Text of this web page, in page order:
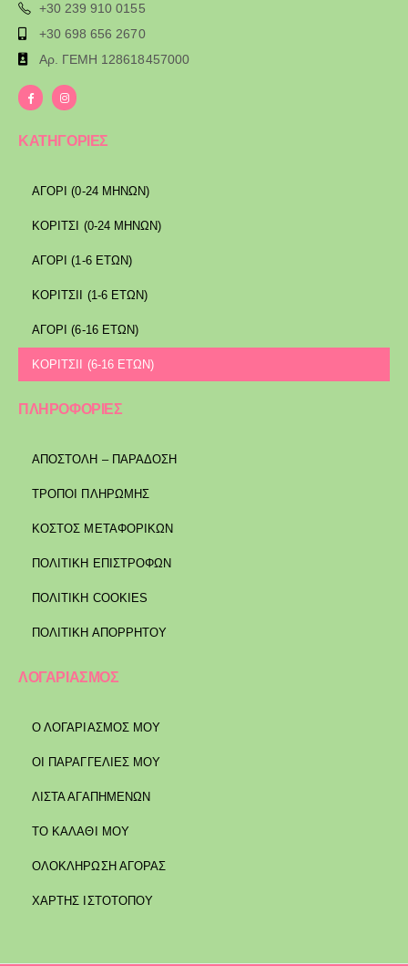
+30 239 910 0155
+30 698 656 2670
Αρ. ΓΕΜΗ 128618457000
ΚΑΤΗΓΟΡΙΕΣ
ΑΓΟΡΙ (0-24 ΜΗΝΩΝ)
ΚΟΡΙΤΣΙ (0-24 ΜΗΝΩΝ)
ΑΓΟΡΙ (1-6 ΕΤΩΝ)
ΚΟΡΙΤΣΙΙ (1-6 ΕΤΩΝ)
ΑΓΟΡΙ (6-16 ΕΤΩΝ)
ΚΟΡΙΤΣΙΙ (6-16 ΕΤΩΝ)
ΠΛΗΡΟΦΟΡΙΕΣ
ΑΠΟΣΤΟΛΉ – ΠΑΡΆΔΟΣΗ
ΤΡΌΠΟΙ ΠΛΗΡΩΜΉΣ
ΚΌΣΤΟΣ ΜΕΤΑΦΟΡΙΚΏΝ
ΠΟΛΙΤΙΚΉ ΕΠΙΣΤΡΟΦΏΝ
ΠΟΛΙΤΙΚΉ COOKIES
ΠΟΛΙΤΙΚΉ ΑΠΟΡΡΉΤΟΥ
ΛΟΓΑΡΙΑΣΜΟΣ
Ο ΛΟΓΑΡΙΑΣΜΟΣ ΜΟΥ
ΟΙ ΠΑΡΑΓΓΕΛΙΕΣ ΜΟΥ
ΛΙΣΤΑ ΑΓΑΠΗΜΕΝΩΝ
ΤΟ ΚΑΛΑΘΙ ΜΟΥ
ΟΛΟΚΛΗΡΩΣΗ ΑΓΟΡΑΣ
ΧΑΡΤΗΣ ΙΣΤΟΤΟΠΟΥ